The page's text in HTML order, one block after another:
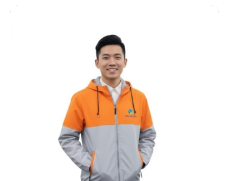
Giới thiệu thông tin áo khoác đồng phục
Áo khoác đồng phục AK39 mang phong cách thể thao
hiện đại với thiết kế suông gọn, cổ cao, màu cam phối
xám nổi bật. Áo được may từ vải dù gió cao cấp có
khả năng chống thấm nhẹ, giữ ấm tốt và phù hợp cho